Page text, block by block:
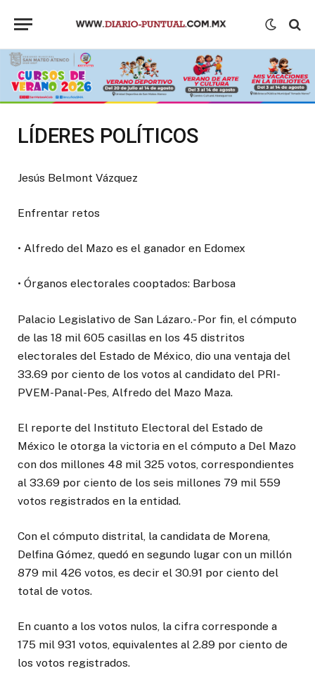
LÍDERES POLÍTICOS
Jesús Belmont Vázquez
Enfrentar retos
• Alfredo del Mazo es el ganador en Edomex
• Órganos electorales cooptados: Barbosa
Palacio Legislativo de San Lázaro.- Por fin, el cómputo
de las 18 mil 605 casillas en los 45 distritos
electorales del Estado de México, dio una ventaja del
33.69 por ciento de los votos al candidato del PRI-
PVEM-Panal-Pes, Alfredo del Mazo Maza.
El reporte del Instituto Electoral del Estado de
México le otorga la victoria en el cómputo a Del Mazo
con dos millones 48 mil 325 votos, correspondientes
al 33.69 por ciento de los seis millones 79 mil 559
votos registrados en la entidad.
Con el cómputo distrital, la candidata de Morena,
Delfina Gómez, quedó en segundo lugar con un millón
879 mil 426 votos, es decir el 30.91 por ciento del
total de votos.
En cuanto a los votos nulos, la cifra corresponde a
175 mil 931 votos, equivalentes al 2.89 por ciento de
los votos registrados.